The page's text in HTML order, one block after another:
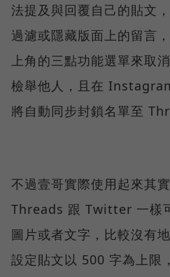
法提及與回覆自己的貼文
過濾或隱藏版面上的留言
上角的三點功能選單來取
檢舉他人，且在
將自動同步封鎖名單至
不過壹哥實際使用起來其
Threads 跟 Twitter 一樣
圖片或者文字，比較沒有
設定貼文以 500 字為上限